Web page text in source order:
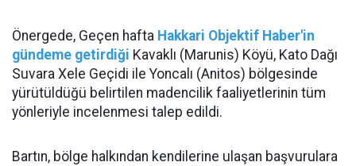
Önergede, Geçen hafta Hakkari Objektif Haber'in
gündeme getirdiği Kavaklı (Marunis) Köyü, Kato Dağı
Suvara Xele Geçidi ile Yoncalı (Anitos) bölgesinde
yürütüldüğü belirtilen madencilik faaliyetlerinin tüm
yönleriyle incelenmesi talep edildi.
Bartın, bölge halkından kendilerine ulaşan başvurulara